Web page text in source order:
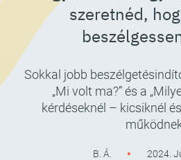
szeretnéd,
Sokkal jobb
„Mi volt ma?” és a
kérdéseknél – kicsiknél
B. Á. 2024.